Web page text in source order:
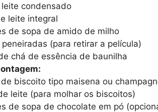
condensado
leite integral
de sopa de amido de milho
(para retirar a película)
chá de essência de baunilha
biscoito tipo maisena ou
leite (para molhar os biscoitos)
de sopa de chocolate em pó